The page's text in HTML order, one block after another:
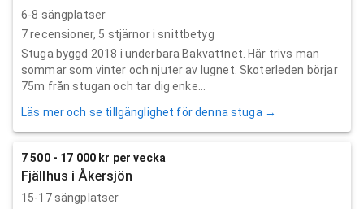
6-8 sängplatser
7recensioner, 5 stjärnor i snittbetyg
Stuga byggd 2018 i underbara Bakvattnet. Här trivs man
sommar som vinter och njuter av lugnet. Skoterleden börjar
75m från stugan och tar dig enke...
Läs mer och se tillgänglighet för denna stuga →
7 500 - 17 000 kr per vecka
Fjällhus i Åkersjön
15-17 sängplatser